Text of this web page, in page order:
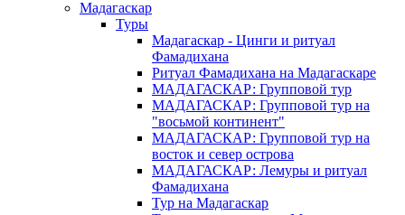
Мадагаскар
Туры
Мадагаскар - Цинги и ритуал
Фамадихана
Ритуал Фамадихана на Мадагаскаре
МАДАГАСКАР: Групповой тур
МАДАГАСКАР: Групповой тур на
"восьмой континент"
МАДАГАСКАР: Групповой тур на
восток и север острова
МАДАГАСКАР: Лемуры и ритуал
Фамадихана
Тур на Мадагаскар